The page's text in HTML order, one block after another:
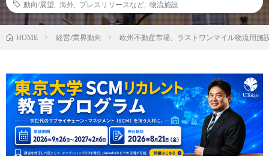
動向/展望
海外 プレスリリースなど 物流施設
HOME 経営/業界動向 欧州不動産市場、ラストワンマイル物流用施